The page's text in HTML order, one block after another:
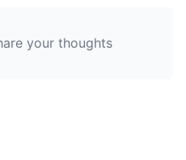
your thoughts!